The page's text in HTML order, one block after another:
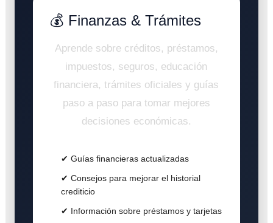
💰 Finanzas & Trámites
Aprende sobre créditos, préstamos,
impuestos, seguros, educación
financiera, trámites oficiales y guías
paso a paso para tomar mejores
decisiones económicas.
✔ Guías financieras actualizadas
✔ Consejos para mejorar el historial
crediticio
✔ Información sobre préstamos y tarjetas